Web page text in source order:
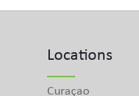
Locations
Curaçao